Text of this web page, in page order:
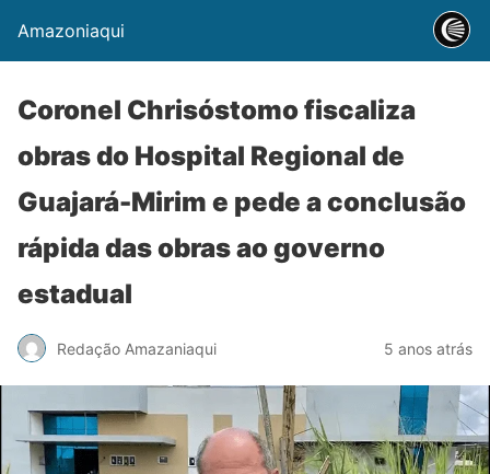
Amazoniaqui
Coronel Chrisóstomo fiscaliza
obras do Hospital Regional de
Guajará-Mirim e pede a conclusão
rápida das obras ao governo
estadual
Redação Amazaniaqui 5 anos atrás